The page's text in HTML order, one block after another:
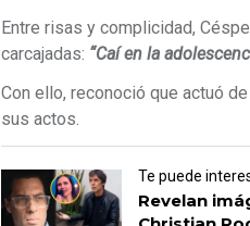
Entre risas y complicidad,
carcajadas: “Caí en la
Con ello, reconoció que actuó
sus actos.
Te puede
Revelan